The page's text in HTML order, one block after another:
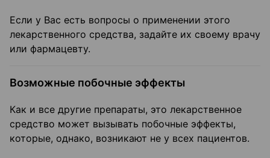
Если у Вас есть вопросы о применении этого
лекарственного средства, задайте их своему врачу
или фармацевту.
Возможные побочные эффекты
Как и все другие препараты, это лекарственное
средство может вызывать побочные эффекты,
которые, однако, возникают не у всех пациентов.